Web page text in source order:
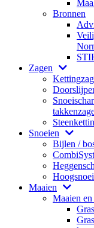
Bronnen
Zagen
Snoeien
Bijlen /
Maaien
Maaien